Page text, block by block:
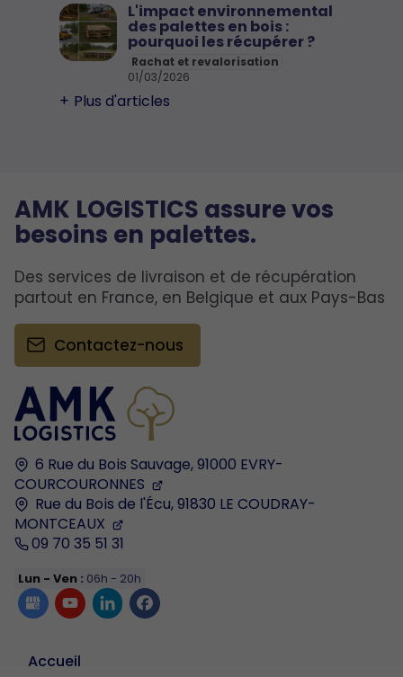
Rachat et revalorisation
01/03/2026
L'impact environnemental
des palettes en bois :
pourquoi les récupérer ?
Plus d'articles
6 Rue du Bois Sauvage,91000 EVRY-
COURCOURONNES
Rue du Bois de l'Écu,91830 LE COUDRAY-
MONTCEAUX
09 70 35 51 31
Lun - Ven : 06h - 20h
Accueil
AMK LOGISTICS assure vos
besoins en palettes.
Des services de livraison et de récupération
partout en France, en Belgique et aux Pays-Bas
Contactez-nous